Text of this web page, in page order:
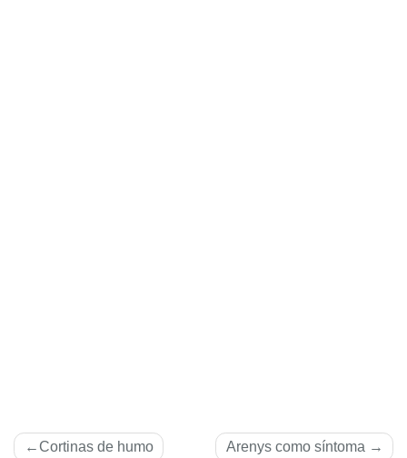
Navegación
Cortinas de humo Arenys como sí­ntoma